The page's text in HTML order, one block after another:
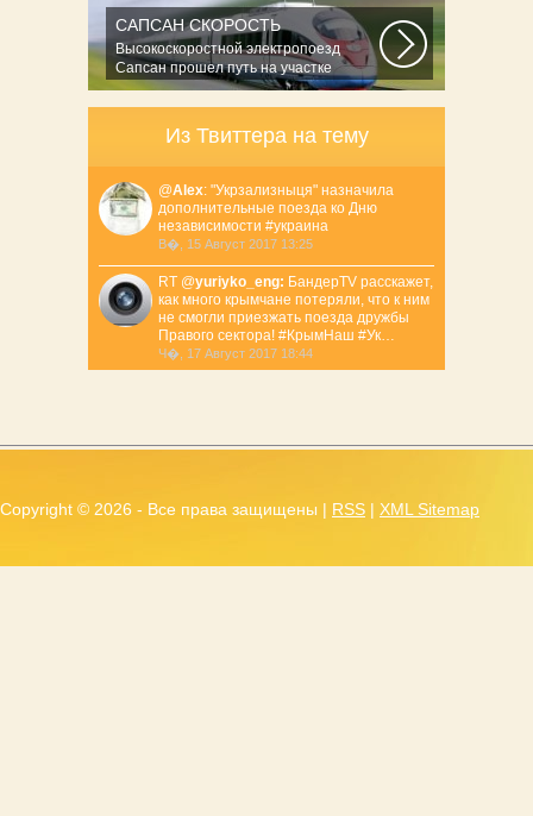
САПСАН СКОРОСТЬ
Высокоскоростной электропоезд
Сапсан прошел путь на участке
Окуловка...
Из Твиттера на тему
@Alex: "Укрзализныця" назначила
дополнительные поезда ко Дню
независимости #украина
В�, 15 Август 2017 13:25
RT @yuriyko_eng: БандерTV расскажет,
как много крымчане потеряли, что к ним
не смогли приезжать поезда дружбы
Правого сектора! #КрымНаш #Ук…
Ч�, 17 Август 2017 18:44
Copyright © 2026 - Все права защищены | RSS | XML Sitemap